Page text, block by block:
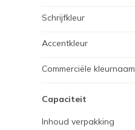
Schrijfkleur
Accentkleur
Commerciële kleurnaam
Capaciteit
Inhoud verpakking